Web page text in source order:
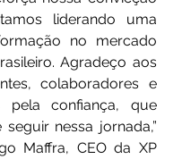
liderando uma
no mercado
Agradeço aos
colaboradores e
pela confiança, que
nessa jornada,”
Maffra, CEO da XP